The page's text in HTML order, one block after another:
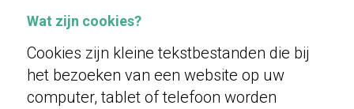
Wat zijn cookies?
Cookies zijn kleine tekstbestanden die bij
het bezoeken van een website op uw
computer, tablet of telefoon worden